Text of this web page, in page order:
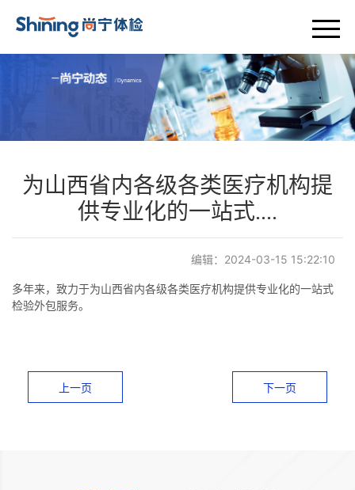
尚宁动态
体检套餐
体检服务
为山西省内各级各类医疗机构提
供专业化的一站式....
编辑：2024-03-15 15:22:10
多年来，致力于为山西省内各级各类医疗机构提供专业化的一站式
检验外包服务。
上一页 下一页